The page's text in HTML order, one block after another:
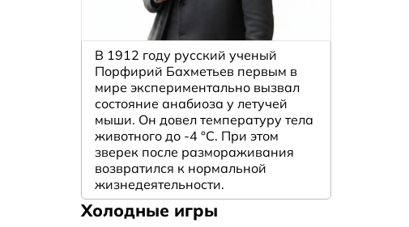
В 1912 году русский ученый
Порфирий Бахметьев первым в
мире экспериментально вызвал
состояние анабиоза у летучей
мыши. Он довел температуру тела
животного до -4 °C. При этом
зверек после размораживания
возвратился к нормальной
жизнедеятельности.
Холодные игры